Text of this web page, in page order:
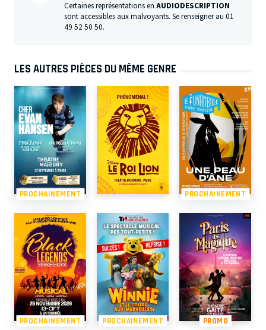
Certaines représentations enAUDIODESCRIPTION
sont accessibles aux malvoyants. Se renseigner au 01
49 52 50 50.
LES AUTRES PIÈCES DU MÊME GENRE
PROCHAINEMENT PROCHAINEMENT
PROCHAINEMENT PROCHAINEMENT PROMO